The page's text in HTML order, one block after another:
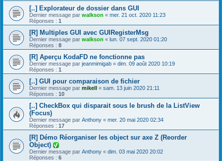
[..] Explorateur de dossier dans GUI
Dernier message par walkson « mer. 21 oct. 2020 11:23
Réponses : 1
[R] Multiples GUI avec GUIRegisterMsg
Dernier message par walkson « lun. 07 sept. 2020 01:20
Réponses : 8
[R] Aperçu KodaFD ne fonctionne pas
Dernier message par jeanmimigab « dim. 09 août 2020 10:19
Réponses : 1
[..] GUI pour comparaison de fichier
Dernier message par mikell « sam. 13 juin 2020 21:11
Réponses : 10
[..] CheckBox qui disparait sous le brush de la ListView
(Focus)
Dernier message par Anthony « mer. 20 mai 2020 02:34
Réponses : 17
[R] Démo Réorganiser les object sur axe Z (Reorder
Object)
Dernier message par Anthony « dim. 03 mai 2020 20:02
Réponses : 6